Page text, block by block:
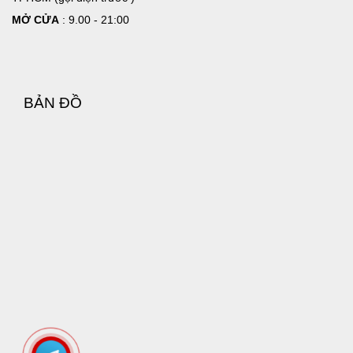
Chu vi gốc: 110mm – 125mm
Chu vi gốc: 126mm – 140mm
MỞ CỬA : 9.00 - 21:00
BẢN ĐỒ